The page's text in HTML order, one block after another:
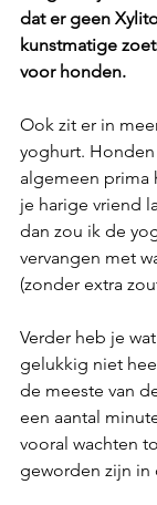
dat er geen
kunstmatige
voor honden.
Ook zit er in
yoghurt.
algemeen prima
je harige vriend
dan zou ik de
vervangen met
(zonder extra
Verder heb je
gelukkig niet
de meeste van
een aantal
vooral wachten
geworden zijn in